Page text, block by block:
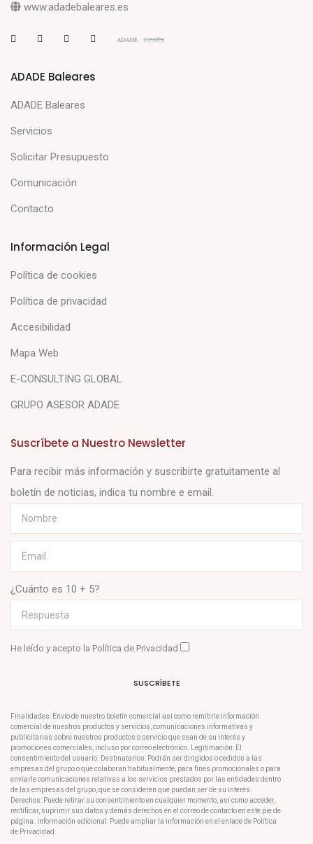
www.adadebaleares.es
ADADE Baleares
ADADE Baleares
Servicios
Solicitar Presupuesto
Comunicación
Contacto
Información Legal
Política de cookies
Política de privacidad
Accesibilidad
Mapa Web
E-CONSULTING GLOBAL
GRUPO ASESOR ADADE
Suscríbete a Nuestro Newsletter
Para recibir más información y suscribirte gratuitamente al
boletín de noticias, indica tu nombre e email.
¿Cuánto es 10 + 5?
He leído y acepto la Política de Privacidad
SUSCRÍBETE
Finalidades: Envío de nuestro boletín comercial así como remitirle información
comercial de nuestros productos y servicios, comunicaciones informativas y
publicitarias sobre nuestros productos o servicio que sean de su interés y
promociones comerciales, incluso por correo electrónico. Legitimación: El
consentimiento del usuario. Destinatarios: Podrán ser dirigidos o cedidos a las
empresas del grupo o que colaboran habitualmente, para fines promocionales o para
enviarle comunicaciones relativas a los servicios prestados por las entidades dentro
de las empresas del grupo, que se consideren que puedan ser de su interés.
Derechos: Puede retirar su consentimiento en cualquier momento, así como acceder,
rectificar, suprimir sus datos y demás derechos en el correo de contacto en este pie de
página. Información adicional: Puede ampliar la información en el enlace de Política
de Privacidad